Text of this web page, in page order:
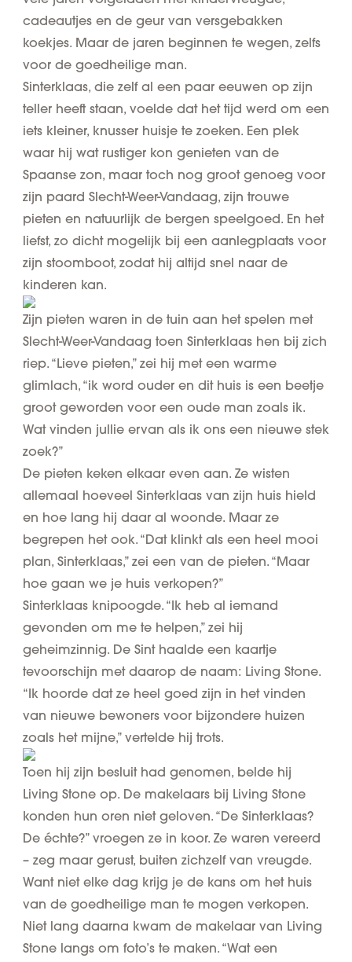
cadeautjes en de geur van versgebakken
koekjes. Maar de jaren beginnen te wegen, zelfs
voor de goedheilige man.
Sinterklaas, die zelf al een paar eeuwen op zijn
teller heeft staan, voelde dat het tijd werd om een
iets kleiner, knusser huisjete zoeken. Een plek
waar hij wat rustiger kon genieten van de
Spaanse zon, maar toch nog groot genoeg voor
zijn paard Slecht-Weer-Vandaag, zijn trouwe
pieten en natuurlijk de bergen speelgoed. En het
liefst, zo dicht mogelijk bij een aanlegplaats voor
zijn stoomboot, zodat hij altijd snel naar de
kinderen kan.
Zijn pieten waren in de tuin aan het spelen met
Slecht-Weer-Vandaag toen Sinterklaas hen bij zich
riep. “Lieve pieten,” zei hij met een warme
glimlach, “ik word ouder en dit huis is een beetje
groot geworden voor een oude man zoals ik.
Wat vinden jullie ervan als ik ons een nieuwe stek
zoek?”
De pieten keken elkaar even aan. Ze wisten
allemaal hoeveel Sinterklaas van zijn huis hield
en hoe lang hij daar al woonde. Maar ze
begrepen het ook. “Dat klinkt als een heel mooi
plan, Sinterklaas,” zei een van de pieten. “Maar
hoe gaan we je huis verkopen?”
Sinterklaas knipoogde. “Ik heb al iemand
gevonden om me te helpen,” zei hij
geheimzinnig. De Sint haalde een kaartje
tevoorschijn met daarop de naam: Living Stone.
“Ik hoorde dat ze heel goed zijn in het vinden
van nieuwe bewoners voor bijzondere huizen
zoals het mijne,” vertelde hij trots.
Toen hij zijn besluit had genomen, belde hij
Living Stone op. De makelaars bij Living Stone
konden hun oren niet geloven. “De Sinterklaas?
De échte?” vroegen ze in koor. Ze waren vereerd
– zeg maar gerust, buiten zichzelf van vreugde.
Want niet elke dag krijg je de kans om het huis
van de goedheilige man te mogen verkopen.
Niet lang daarna kwam de makelaar van Living
Stone langs om foto’s te maken. “Wat een